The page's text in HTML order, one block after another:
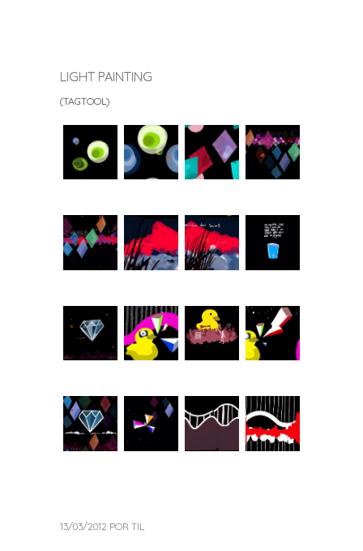
LIGHT PAINTING
(TAGTOOL)
13/03/2012 POR TIL